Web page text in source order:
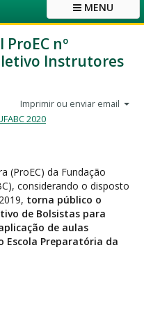
MENU
nº
Instrutores
Imprimir ou enviar email
2020
(ProEC) da Fundação
considerando o disposto
torna público o
de Bolsistas para
de aulas
Escola Preparatória da